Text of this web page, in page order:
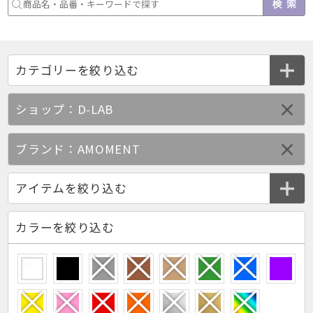
ショップ：D-LAB
ブランド：AMOMENT
カラーを絞り込む